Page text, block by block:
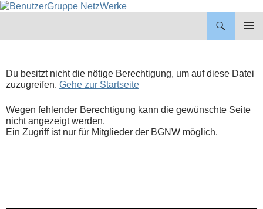
Du besitzt nicht die nötige Berechtigung, um auf diese Datei
zuzugreifen. Gehe zur Startseite
Wegen fehlender Berechtigung kann die gewünschte Seite
nicht angezeigt werden.
Ein Zugriff ist nur für Mitglieder der BGNW möglich.